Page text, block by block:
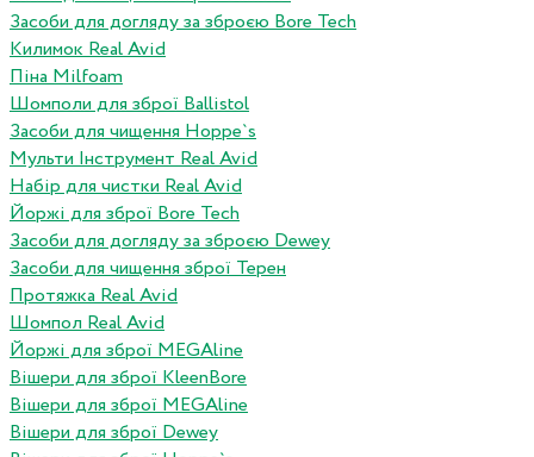
Засоби для догляду за зброєю Bore Tech
Килимок Real Avid
Піна Milfoam
Шомполи для зброї Ballistol
Засоби для чищення Hoppe`s
Мульти Інструмент Real Avid
Набір для чистки Real Avid
Йоржі для зброї Bore Tech
Засоби для догляду за зброєю Dewey
Засоби для чищення зброї Терен
Протяжка Real Avid
Шомпол Real Avid
Йоржі для зброї MEGAline
Вішери для зброї KleenBore
Вішери для зброї MEGAline
Вішери для зброї Dewey